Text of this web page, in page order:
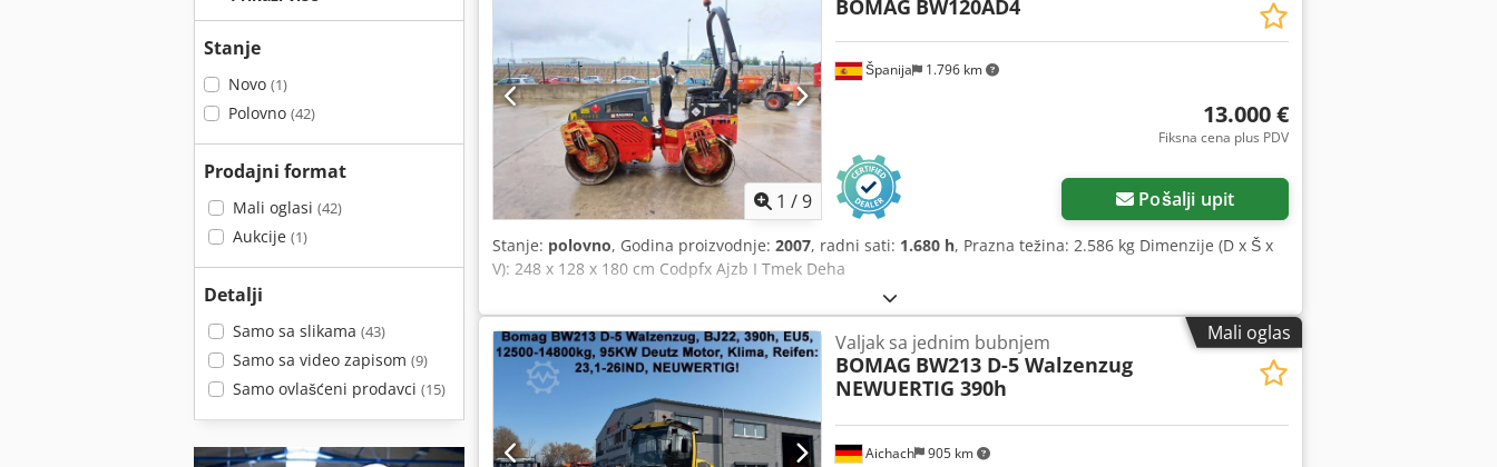
Stanje
Novo (1)
Polovno (42)
Prodajni format
Mali oglasi (42)
Aukcije (1)
Detalji
Samo sa slikama (43)
Samo sa video zapisom (9)
Samo ovlašćeni prodavci (15)
1 /9
Španija 1.796 km
BOMAG BW120AD4
13.000 €
Fiksna cena plus PDV
Pošalji upit
Stanje: polovno, Godina proizvodnje: 2007, radni sati: 1.680 h, Prazna težina: 2.586 kg Dimenzije (D x Š x
V): 248 x 128 x 180 cm Codpfx Ajzb I Tmek Deha
Mali oglas
Aichach 905 km
Valjak sa jednim bubnjem
BOMAG BW213 D-5 Walzenzug
NEWUERTIG 390h